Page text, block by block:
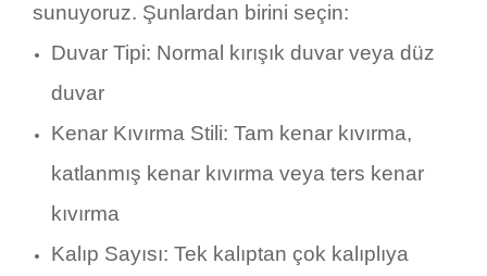
sunuyoruz. Şunlardan birini seçin:
Duvar Tipi: Normal kırışık duvar veya düz
duvar
Kenar Kıvırma Stili: Tam kenar kıvırma,
katlanmış kenar kıvırma veya ters kenar
kıvırma
Kalıp Sayısı: Tek kalıptan çok kalıplıya